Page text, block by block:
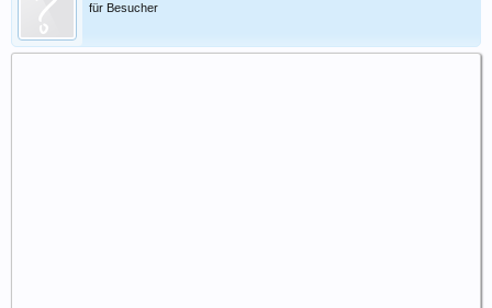
für Besucher